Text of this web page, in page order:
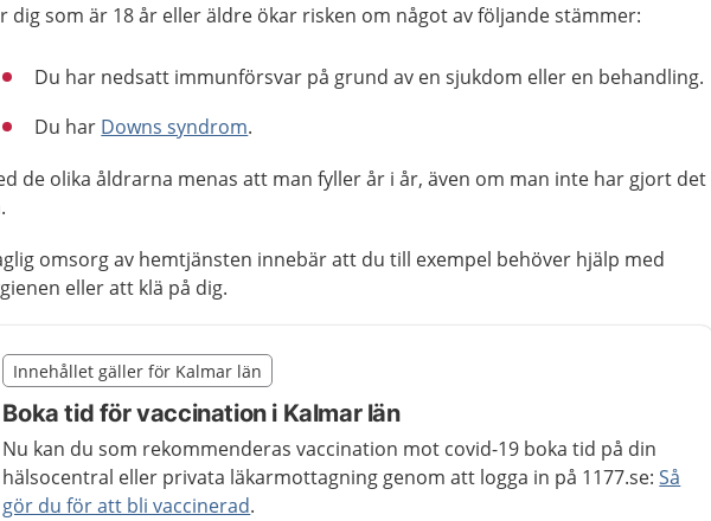
dig som är 18 år eller äldre ökar risken om något av följande stämmer:
Du har nedsatt immunförsvar på grund av en sjukdom eller en behandling.
Du har Downs syndrom.
de olika åldrarna menas att man fyller år i år, även om man inte har gjort det
omsorg av hemtjänsten innebär att du till exempel behöver hjälp med
eller att klä på dig.
Nedan innehåll gäller region Kalmar län
Innehållet gäller för Kalmar län
Boka tid för vaccination i Kalmar län
Nu kan du som rekommenderas vaccination mot covid-19 boka tid på din
hälsocentral eller privata läkarmottagning genom att logga in på 1177.se:Så
gör du för att bli vaccinerad.
Slut på det regionala tillägget från region Kalmar län